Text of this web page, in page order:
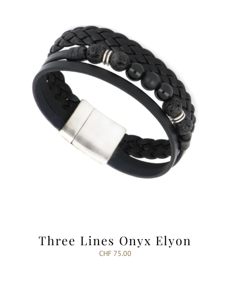
Three Lines Onyx Elyon
CHF75.00